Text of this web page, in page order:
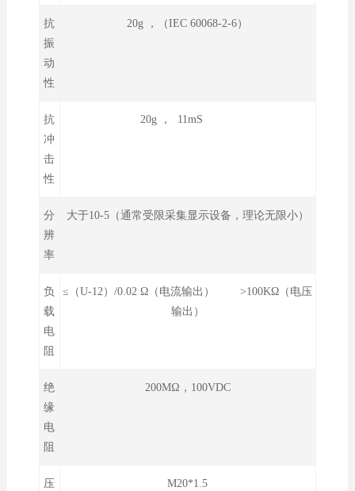
抗
振
动
性
20g ，（IEC 60068-2-6）
抗
冲
击
性
20g ， 11mS
分
辨
率
大于10-5（通常受限采集显示设备，理论无限小）
负
载
电
阻
≤（U-12）/0.02 Ω（电流输出） >100KΩ（电压
输出）
绝
缘
电
阻
200MΩ，100VDC
压
M20*1.5